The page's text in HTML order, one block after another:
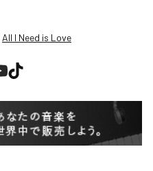
All I Need is Love